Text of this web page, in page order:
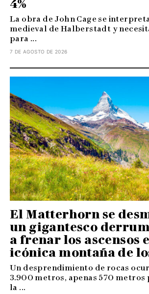
4%
La obra de John Cage se
medieval de Halberstadt y
para ...
7 DE AGOSTO DE 2026
El Matterhorn se
un gigantesco
a frenar los ascensos
icónica montaña de
Un desprendimiento de rocas
3.900 metros, apenas 570 metros
la ...